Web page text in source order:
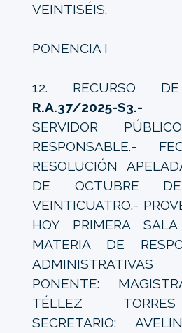
VEINTISÉIS.
PONENCIA I
12. RECURSO DE
R.A.37/2025-S3.-
SERVIDOR
RESPONSABLE.-
RESOLUCIÓN
DE OCTUBRE
VEINTICUATRO.-
HOY PRIMERA
MATERIA DE
PONENTE:
TÉLLEZ
SECRETARIO: